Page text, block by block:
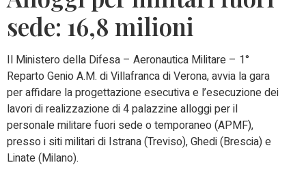
sede: 16,8 milioni
Il Ministero della Difesa – Aeronautica Militare – 1°
Reparto Genio A.M. di Villafranca di Verona, avvia la gara
per affidare la progettazione esecutiva e l’esecuzione dei
lavori di realizzazione di 4 palazzine alloggi per il
personale militare fuori sede o temporaneo (APMF),
presso i siti militari di Istrana (Treviso), Ghedi (Brescia) e
Linate (Milano).